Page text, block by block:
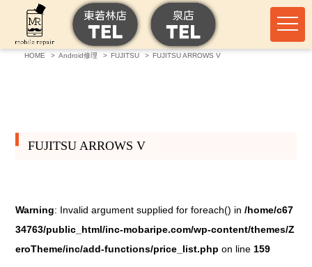
HOME Android修理 FUJITSU FUJITSU ARROWS V
FUJITSU ARROWS V
Warning: Invalid argument supplied for foreach() in/home/c67
34763/public_html/inc-mobaripe.com/wp-content/themes/Z
eroTheme/inc/add-functions/price_list.php on line 159